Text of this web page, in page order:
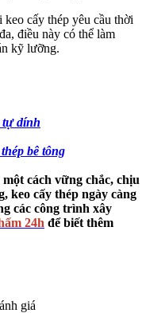
keo cấy thép yêu cầu thời
điều này có thể làm
kỹ lưỡng.
tự dính
bê tông
cách vững chắc, chịu
keo cấy thép ngày càng
các công trình xây
24h để biết thêm
giá